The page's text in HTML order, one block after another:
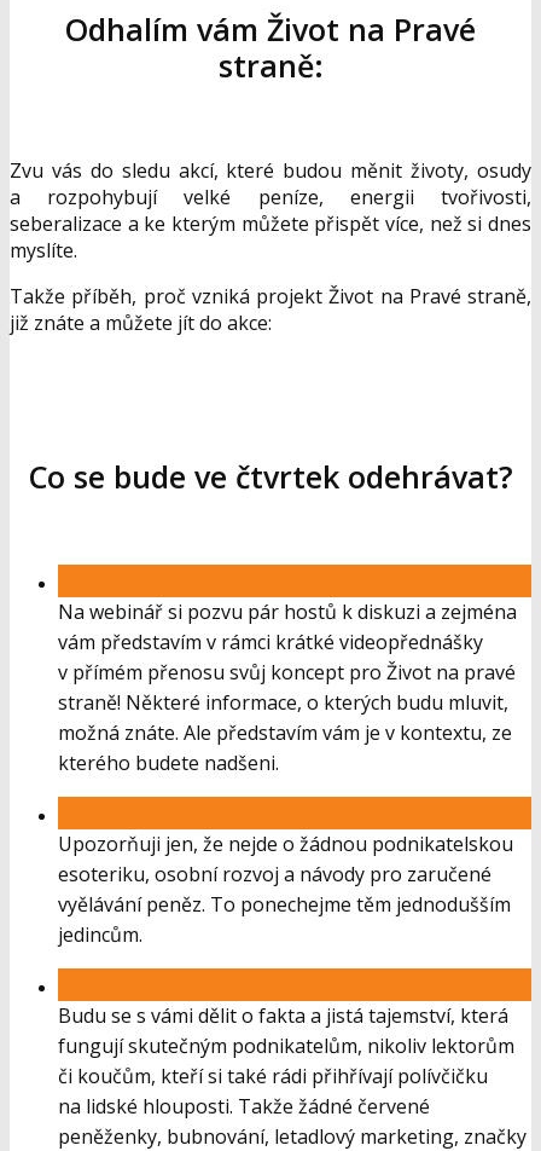
Odhalím vám Život na Pravé
straně:
Zvu vás do sledu akcí, které budou měnit životy, osudy
a rozpohybují velké peníze, energii tvořivosti,
seberalizace a ke kterým můžete přispět více, než si dnes
myslíte.
Takže příběh, proč vzniká projekt Život na Pravé straně,
již znáte a můžete jít do akce:
Co se bude ve čtvrtek odehrávat?
Na webinář si pozvu pár hostů k diskuzi a zejména
vám představím v rámci krátké videopřednášky
v přímém přenosu svůj koncept pro Život na pravé
straně! Některé informace, o kterých budu mluvit,
možná znáte. Ale představím vám je v kontextu, ze
kterého budete nadšeni.
Upozorňuji jen, že nejde o žádnou podnikatelskou
esoteriku, osobní rozvoj a návody pro zaručené
vyělávání peněz. To ponechejme těm jednodušším
jedincům.
Budu se s vámi dělit o fakta a jistá tajemství, která
fungují skutečným podnikatelům, nikoliv lektorům
či koučům, kteří si také rádi přihřívají polívčičku
na lidské hlouposti. Takže žádné červené
peněženky, bubnování, letadlový marketing, značky